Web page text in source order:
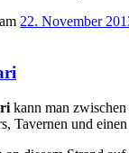
22. November
kann man
Tavernen und